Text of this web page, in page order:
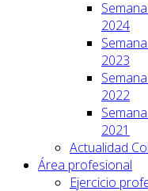
2024
2023
2022
2021
Actualidad
Área profesional
Ejercicio